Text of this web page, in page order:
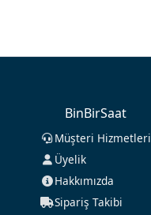
BinBirSaat
Müşteri Hizmetleri
Üyelik
Hakkımızda
Sipariş Takibi